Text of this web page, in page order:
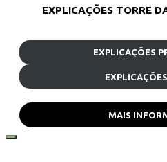
EXPLICAÇÕES TORRE
EXPLICAÇÕES
MAIS